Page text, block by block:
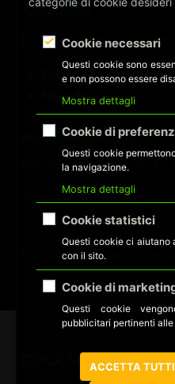
📞 Contatti
Per qualsiasi domanda
Email:
Sito web:https://effedc.it
📅 Aggiornamenti
Questa informativa sui
Ti consigliamo di consultare
Informativa generata
CERCA NEL SITO
Cookie necessari
Questi cookie sono
e non possono essere
Mostra dettagli
Cookie di
Questi cookie
la navigazione.
Mostra dettagli
Cookie statistici
Questi cookie ci aiutano
con il sito.
Cookie di
Questi cookie
pubblicitari pertinenti
ACCETTA TUTTI